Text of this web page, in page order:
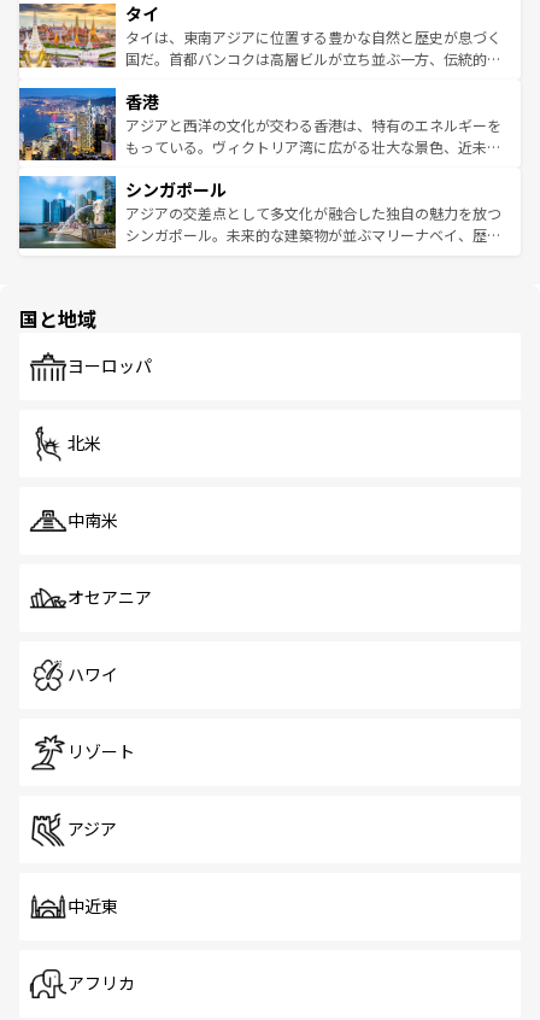
リティに包まれながら、韓国の多彩な魅力を心ゆくまで味
わってみてほしい。 なお、新着の韓国情報はコンテンツ一
覧を参照してほしい。
急速な発展と共に伝統が息づく。ハノイの古い町並みやホ
ーチミン市のフランス統治時代の建物も、独特の雰囲気を
醸し出している。また、バラエティの豊かさとおいしさで
とつ。フォーやバインミー、ベトナムコーヒーなどは、ぜ
ひ現地で味わいたい。どの地域を訪れてもあたたかい人々
が旅行者を迎えてくれるので、きっと忘れられない旅にな
参照してほしい。
タイ
タイは、東南アジアに位置する豊かな自然と歴史が息づく
国だ。首都バンコクは高層ビルが立ち並ぶ一方、伝統的な
の活気が交差している。北部ではチェンマイなどの山岳地
帯で自然と触れ合い、南部ではプーケットやクラビの美し
いビーチでリゾート気分を楽しむことができる。タイ料理
激する。気候は一年中温暖で、どの季節にも異なる楽しみ
が待っている。親しみやすいタイの人々、仏教を中心とし
た文化、そして多様な観光資源が、訪れる旅人を魅了し続
香港
アジアと西洋の文化が交わる香港は、特有のエネルギーを
もっている。ヴィクトリア湾に広がる壮大な景色、近未来
み、どこを訪れても感動するはず。観光スポットが密集し
ており、効率よく見どころを回れるのも魅力。息をのむよ
うな絶景から文化的な体験まで、香港を存分に楽しみ尽く
シンガポール
アジアの交差点として多文化が融合した独自の魅力を放つ
シンガポール。未来的な建築物が並ぶマリーナベイ、歴史
で、ホーカーズは地元の風情を楽しめる外せないスポット
国と地域
ヨーロッパ
北米
中南米
オセアニア
ハワイ
リゾート
アジア
中近東
アフリカ